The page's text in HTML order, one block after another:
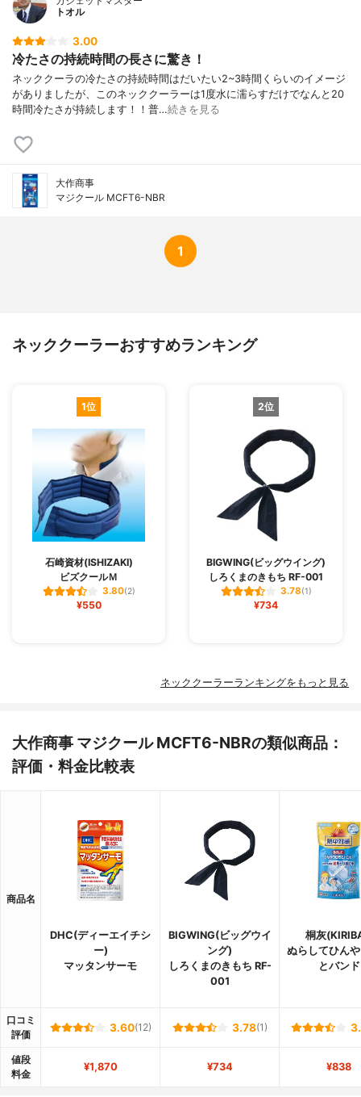
トオル
3.00
冷たさの持続時間の長さに驚き！
ネッククーラの冷たさの持続時間はだいたい2~3時間くらいのイメージ
がありましたが、このネッククーラーは1度水に濡らすだけでなんと20
時間冷たさが持続します！！普…続きを見る
大作商事
マジクール MCFT6-NBR
1
ネッククーラーおすすめランキング
1位
石崎資材(ISHIZAKI)
ビズクールＭ
3.80(2)
¥550
2位
BIGWING(ビッグウイング)
しろくまのきもち RF-001
3.78(1)
¥734
ネッククーラーランキングをもっと見る
大作商事 マジクール MCFT6-NBRの類似商品：
評価・料金比較表
商品名
DHC(ディーエイチシ
ー)
マッタンサーモ
BIGWING(ビッグウイ
ング)
しろくまのきもち RF-
001
桐灰
ぬらしてひん
とバンド
口コミ
評価
3.60(12) 3.78(1)
値段
料金
¥1,870 ¥734 ¥838